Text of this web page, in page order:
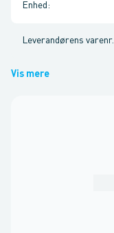
Enhed :
Leverandørens varenr.
Vis mere